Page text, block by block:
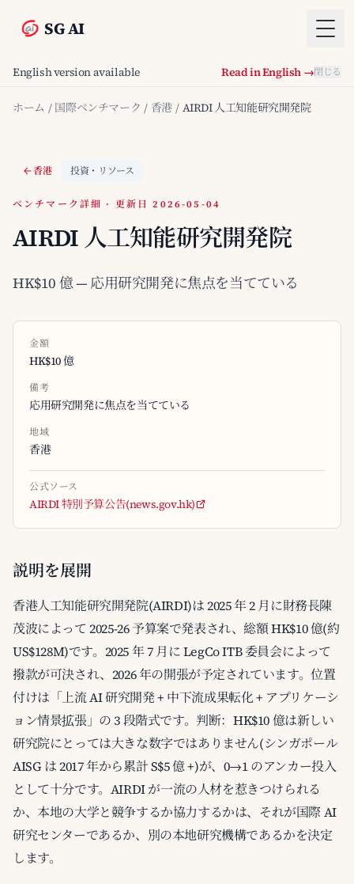
SG AI
English version available Read in English →閉じる
ホーム / 国際ベンチマーク / 香港 / AIRDI 人工知能研究開発院
香港 投資・リソース
ベンチマーク詳細 · 更新日 2026-05-04
AIRDI 人工知能研究開発院
HK$10 億 — 応用研究開発に焦点を当てている
金額
HK$10 億
備考
応用研究開発に焦点を当てている
地域
香港
公式ソース
AIRDI 特別予算公告(news.gov.hk)
説明を展開
香港人工知能研究開発院(AIRDI)は 2025 年 2 月に財務長陳
茂波によって 2025-26 予算案で発表され、総額 HK$10 億(約
US$128M)です。2025 年 7 月に LegCo ITB 委員会によって
撥款が可決され、2026 年の開張が予定されています。位置
付けは「上流 AI 研究開発 + 中下流成果転化 + アプリケーシ
ョン情景拡張」の 3 段階式です。判断：HK$10 億は新しい
研究院にとっては大きな数字ではありません(シンガポール
AISG は 2017 年から累計 S$5 億 +)が、0→1 のアンカー投入
として十分です。AIRDI が一流の人材を惹きつけられる
か、本地の大学と競争するか協力するかは、それが国際 AI
研究センターであるか、別の本地研究機構であるかを決定
します。